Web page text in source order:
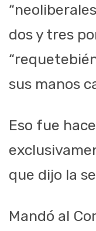
dos y tres
sus manos
Eso fue
que dijo la
Mandó al